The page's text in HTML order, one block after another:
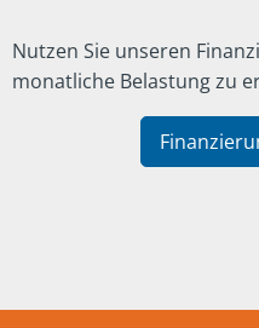
Nutzen Sie unseren
monatliche Belastung zu